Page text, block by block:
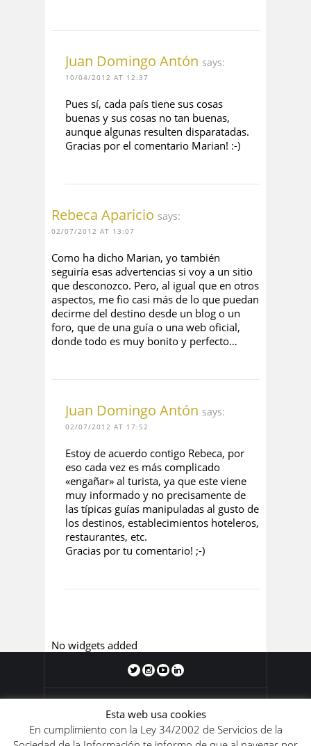
Juan Domingo Antón says:
10/04/2012 AT 12:37
Pues sí, cada país tiene sus cosas
buenas y sus cosas no tan buenas,
aunque algunas resulten disparatadas.
Gracias por el comentario Marian! :-)
Rebeca Aparicio says:
02/07/2012 AT 13:07
Como ha dicho Marian, yo también
seguiría esas advertencias si voy a un sitio
que desconozco. Pero, al igual que en otros
aspectos, me fio casi más de lo que puedan
decirme del destino desde un blog o un
foro, que de una guía o una web oficial,
donde todo es muy bonito y perfecto…
Juan Domingo Antón says:
02/07/2012 AT 17:52
Estoy de acuerdo contigo Rebeca, por
eso cada vez es más complicado
«engañar» al turista, ya que este viene
muy informado y no precisamente de
las típicas guías manipuladas al gusto de
los destinos, establecimientos hoteleros,
restaurantes, etc.
Gracias por tu comentario! ;-)
No widgets added
Blog de Juan Domingo Antón 2011-
2020. Los contenidos de este blog se
encuentran bajo unalicencia de Creative
Esta web usa cookies
En cumplimiento con la Ley 34/2002 de Servicios de la